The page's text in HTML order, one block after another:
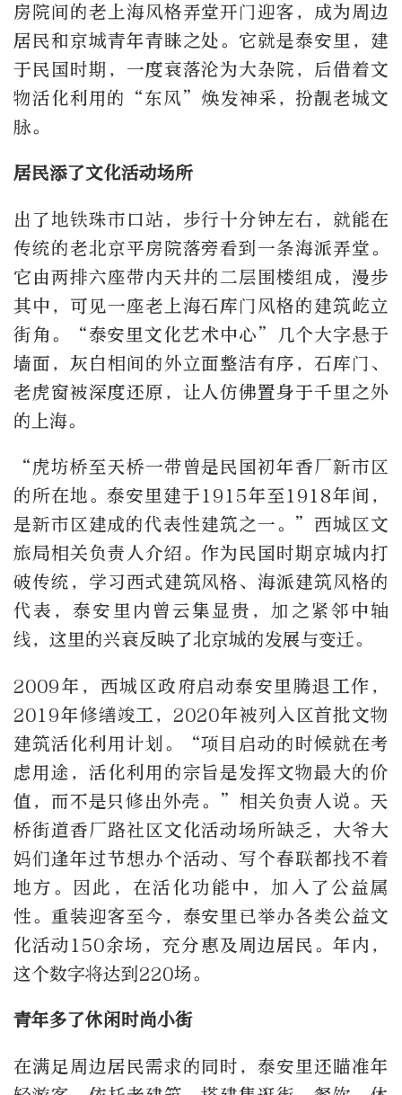
房院间的老上海风格弄堂开门迎客，成为周边
居民和京城青年青睐之处。它就是泰安里，建
于民国时期，一度衰落沦为大杂院，后借着文
物活化利用的“东风”焕发神采，扮靓老城文
脉。
居民添了文化活动场所
出了地铁珠市口站，步行十分钟左右，就能在
传统的老北京平房院落旁看到一条海派弄堂。
它由两排六座带内天井的二层围楼组成，漫步
其中，可见一座老上海石库门风格的建筑屹立
街角。“泰安里文化艺术中心”几个大字悬于
墙面，灰白相间的外立面整洁有序，石库门、
老虎窗被深度还原，让人仿佛置身于千里之外
的上海。
“虎坊桥至天桥一带曾是民国初年香厂新市区
的所在地。泰安里建于1915年至1918年间，
是新市区建成的代表性建筑之一。”西城区文
旅局相关负责人介绍。作为民国时期京城内打
破传统，学习西式建筑风格、海派建筑风格的
代表，泰安里内曾云集显贵，加之紧邻中轴
线，这里的兴衰反映了北京城的发展与变迁。
2009年，西城区政府启动泰安里腾退工作，
2019年修缮竣工，2020年被列入区首批文物
建筑活化利用计划。“项目启动的时候就在考
虑用途，活化利用的宗旨是发挥文物最大的价
值，而不是只修出外壳。”相关负责人说。天
桥街道香厂路社区文化活动场所缺乏，大爷大
妈们逢年过节想办个活动、写个春联都找不着
地方。因此，在活化功能中，加入了公益属
性。重装迎客至今，泰安里已举办各类公益文
化活动150余场，充分惠及周边居民。年内，
这个数字将达到220场。
青年多了休闲时尚小街
在满足周边居民需求的同时，泰安里还瞄准年